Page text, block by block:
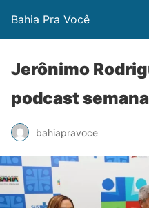
Bahia Pra Você
Jerônimo
podcast
bahiapravoce